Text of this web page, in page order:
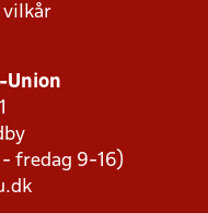
vilkår
Union
- fredag 9-16)